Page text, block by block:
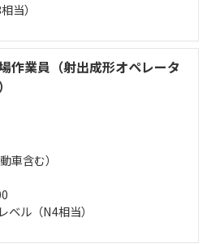
当）
作業員（射出成形オペレータ
車含む）
ベル（N4相当）